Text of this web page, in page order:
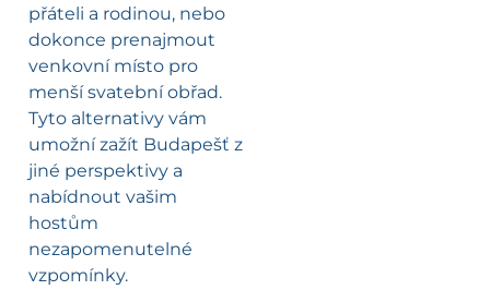
přáteli a rodinou, nebo
dokonce prenajmout
venkovní místo pro
menší svatební obřad.
Tyto alternativy vám
umožní zažít Budapešť z
jiné perspektivy a
nabídnout vašim
hostům
nezapomenutelné
vzpomínky.